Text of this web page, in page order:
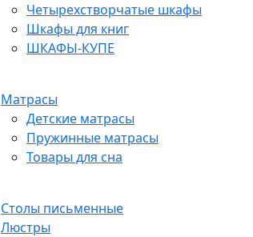
Четырехстворчатые шкафы
Шкафы для книг
ШКАФЫ-КУПЕ
Матрасы
Детские матрасы
Пружинные матрасы
Товары для сна
Столы письменные
Люстры